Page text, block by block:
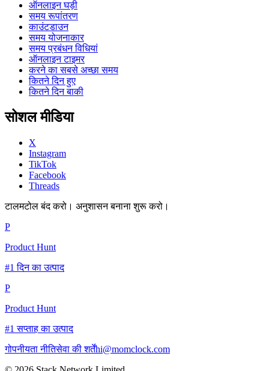
ऑनलाइन घड़ी
समय रूपांतरण
काउंटडाउन
समय योजनाकार
समय प्रबंधन विधियां
ऑनलाइन टाइमर
करने का सबसे अच्छा समय
कितने दिन हुए
कितने दिन बाकी
सोशल मीडिया
X
Instagram
TikTok
Facebook
Threads
टालमटोल बंद करो। अनुशासन बनाना शुरू करो।
P
Product Hunt
#1 दिन का उत्पाद
P
Product Hunt
#1 सप्ताह का उत्पाद
गोपनीयता नीतिसेवा की शर्तेंhi@momclock.com